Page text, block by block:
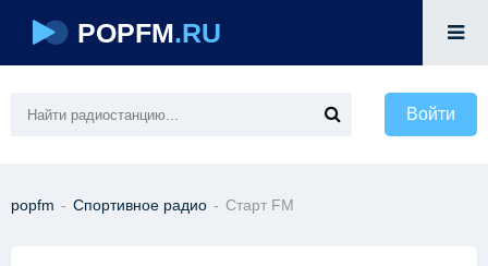
POPFM.RU
Войти
popfm - Спортивное радио - Старт FM